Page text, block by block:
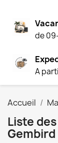
de
A
Accueil
Liste
Gembird